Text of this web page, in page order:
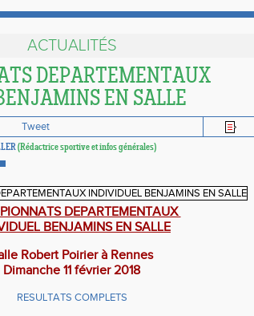
ACTUALITÉS
DEPARTEMENTAUX
EN SALLE
Tweet
(Rédactrice sportive et infos générales)
DEPARTEMENTAUX
BENJAMINS EN SALLE
Robert Poirier à Rennes
Dimanche 11 février 2018
RESULTATS COMPLETS